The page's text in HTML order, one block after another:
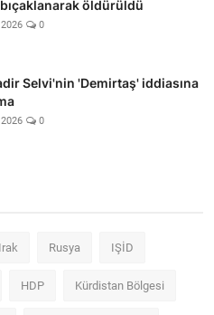
öldürüldü
0
Selvi'nin 'Demirtaş' iddiasına
0
Irak Rusya IŞİD
HDP Kürdistan Bölgesi